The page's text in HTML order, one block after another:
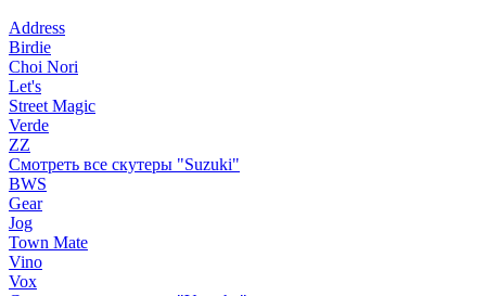
Address
Birdie
Choi Nori
Let's
Street Magic
Verde
ZZ
Смотреть все скутеры "Suzuki"
BWS
Gear
Jog
Town Mate
Vino
Vox